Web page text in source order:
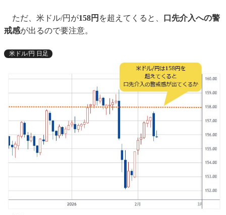
ただ、米ドル/円が158円 を超えてくると、
口先介入への警
戒感が出るので要注意。
米ドル/円 日足